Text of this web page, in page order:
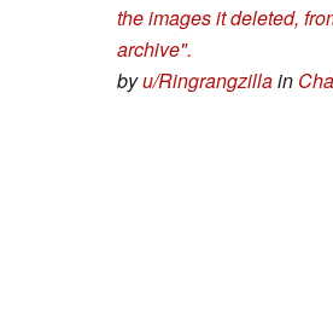
the images it deleted,
archive".
byu/Ringrangzillain